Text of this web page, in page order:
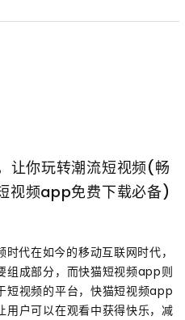
让你玩转潮流短视频(畅
视频app免费下载必备)
代在如今的移动互联网时代，
组成部分，而快猫短视频app则
短视频的平台，快猫短视频app
用户可以在观看中获得快乐，减